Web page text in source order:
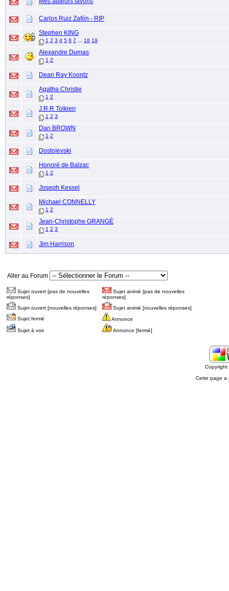
Carlos Ruiz Zafón - RIP
Stephen KING
1 2 3 4 5 6 7 ... 18 19
Alexandre Dumas
1 2
Dean Ray Koontz
Agatha Christie
1 2
J.R.R Tolkien
1 2 3
Dan BROWN
1 2
Dostoïevski
Honoré de Balzac
1 2
Joseph Kessel
Michael CONNELLY
1 2
Jean-Christophe GRANGÉ
1 2 3
Jim Harrison
Aller au Forum
Sujet ouvert [pas de nouvelles
réponses]
Sujet animé [pas de nouvelles
réponses]
Sujet ouvert [nouvelles réponses]
Sujet animé [nouvelles réponses]
Sujet fermé
Annonce
Sujet à voir
Annonce [fermé]
Cette page a